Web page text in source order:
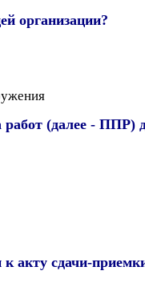
организации?
работ (далее -
сдачи-